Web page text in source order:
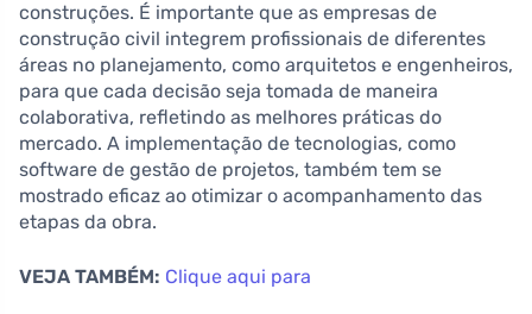
construções. É importante que as empresas de
construção civil integrem profissionais de diferentes
áreas no planejamento, como arquitetos e engenheiros,
para que cada decisão seja tomada de maneira
colaborativa, refletindo as melhores práticas do
mercado. A implementação de tecnologias, como
software de gestão de projetos, também tem se
mostrado eficaz ao otimizar o acompanhamento das
etapas da obra.
VEJA TAMBÉM: Clique aqui para